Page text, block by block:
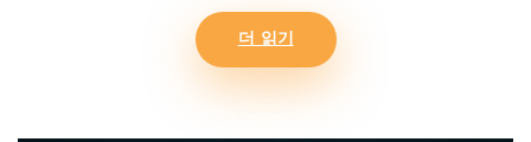
더 읽기